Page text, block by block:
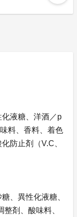
液糖、洋酒／p
料、香料、着色
防止剤（V.C、
、異性化液糖、
剤、酸味料、